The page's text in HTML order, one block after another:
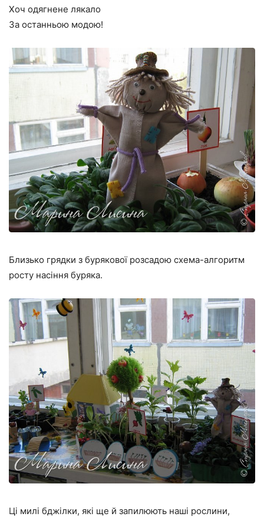
Хоч одягнене лякало
За останньою модою!
Близько грядки з бурякової розсадою схема-алгоритм
росту насіння буряка.
Ці милі бджілки, які ще й запилюють наші рослини,